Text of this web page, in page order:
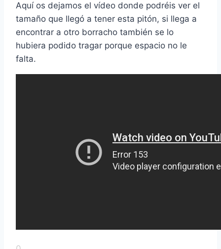
Aquí os dejamos el vídeo donde podréis ver el
tamaño que llegó a tener esta pitón, si llega a
encontrar a otro borracho también se lo
hubiera podido tragar porque espacio no le
falta.